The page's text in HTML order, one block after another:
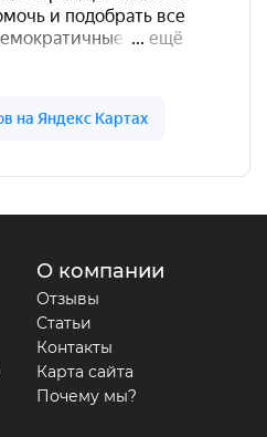
О компании
Отзывы
Статьи
Контакты
Карта сайта
Почему мы?